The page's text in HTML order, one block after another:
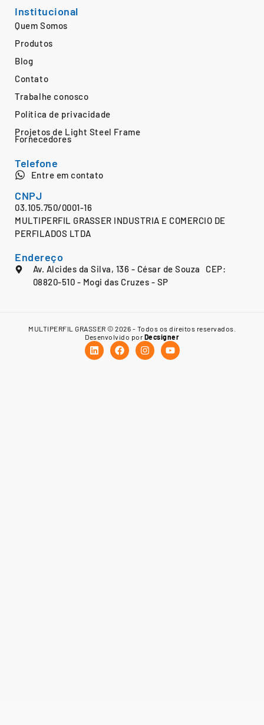
Institucional
Quem Somos
Produtos
Blog
Contato
Trabalhe conosco
Política de privacidade
Projetos de Light Steel Frame
Fornecedores
Telefone
Entre em contato
CNPJ
03.105.750/0001-16
MULTIPERFIL GRASSER INDUSTRIA E COMERCIO DE
PERFILADOS LTDA
Endereço
Av. Alcides da Silva, 136 - César de Souza CEP:
08820-510 - Mogi das Cruzes - SP
MULTIPERFIL GRASSER © 2026 - Todos os direitos reservados.
Desenvolvido por Decsigner